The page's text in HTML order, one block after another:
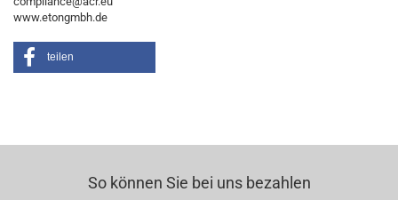
www.etongmbh.de
teilen
So können Sie bei uns bezahlen